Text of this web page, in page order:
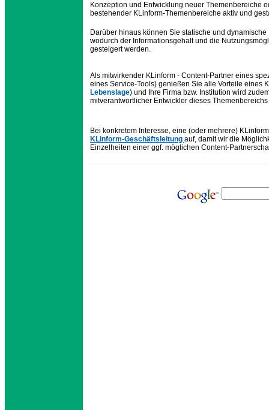
Konzeption und Entwicklung neuer Themenbereiche
bestehender KLinform-Themenbereiche aktiv und
Darüber hinaus können Sie statische und
wodurch der Informationsgehalt und die
gesteigert werden.
Als mitwirkender KLinform - Content-Partner eines
eines Service-Tools) genießen Sie alle Vorteile eines
Lebenslage) und Ihre Firma bzw. Institution wird
mitverantwortlicher Entwickler dieses
Bei konkretem Interesse, eine (oder mehrere)
KLinform-Geschäftsleitung auf, damit wir die
Einzelheiten einer ggf. möglichen Content-